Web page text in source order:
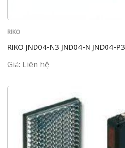
RIKO
RIKO JND04-N3 JND04-N JND04-P3
Giá: Liên hệ